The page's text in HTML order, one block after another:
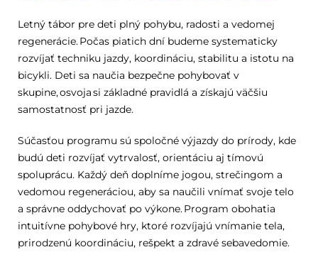
Letný tábor pre deti plný pohybu, radosti a vedomej
regenerácie. Počas piatich dní budeme systematicky
rozvíjať techniku jazdy, koordináciu, stabilitu a istotu na
bicykli. Deti sa naučia bezpečne pohybovať v
skupine, osvoja si základné pravidlá a získajú väčšiu
samostatnosť pri jazde.
Súčasťou programu sú spoločné výjazdy do prírody, kde
budú deti rozvíjať vytrvalosť, orientáciu aj tímovú
spoluprácu. Každý deň doplníme jogou, strečingom a
vedomou regeneráciou, aby sa naučili vnímať svoje telo
a správne oddychovať po výkone.Program obohatia
intuitívne pohybové hry, ktoré rozvíjajú vnímanie tela,
prirodzenú koordináciu, rešpekt a zdravé sebavedomie.